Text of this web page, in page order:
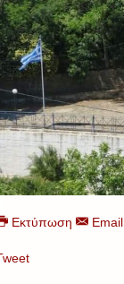
Εκτύπωση Email